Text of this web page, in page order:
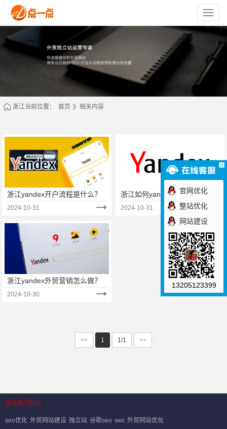
苏
州
点
一
络
技
术
司
浙江当前位置： 首页 相关内容
浙江yandex开户流程是什么？
2024-10-31
浙江如何yandex开户？
2024-10-31
浙江yandex外贸营销怎么做？
2024-10-30
<< 1 1/1 >>
浙江热门TAG
seo优化 外贸网站建设 独立站 谷歌seo seo 外贸网站优化
官网优化
整站优化
网站建设
13205123399